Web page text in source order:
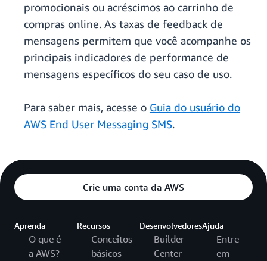
promocionais ou acréscimos ao carrinho de
compras online. As taxas de feedback de
mensagens permitem que você acompanhe os
principais indicadores de performance de
mensagens específicos do seu caso de uso.
Para saber mais, acesse o Guia do usuário do
AWS End User Messaging SMS.
Crie uma conta da AWS
Aprenda
O que é
a AWS?
Recursos
Conceitos
básicos
Desenvolvedores
Builder
Center
Ajuda
Entre
em